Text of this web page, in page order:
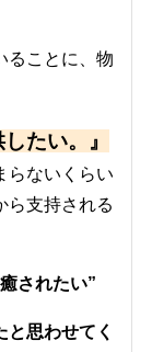
ることに、物
たい。』
らないくらい
ら支持される
されたい”
思わせてく